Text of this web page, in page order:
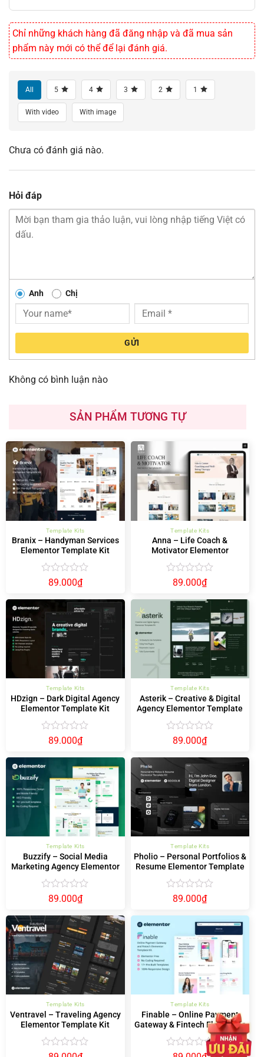
Chỉ những khách hàng đã đăng nhập và đã mua sản
phẩm này mới có thể để lại đánh giá.
All 5 4 3 2 1
With video With image
Chưa có đánh giá nào.
Hỏi đáp
Anh Chị
GỬI
Không có bình luận nào
SẢN PHẨM TƯƠNG TỰ
Template Kits
Branix – Handyman Services
Elementor Template Kit
Được
hạng
sao
89.000₫
Template Kits
Anna – Life Coach &
Motivator Elementor
Template Kit
Được
hạng
sao
89.000₫
Template Kits
HDzign – Dark Digital Agency
Elementor Template Kit
Được
hạng
0
89.000₫
Template Kits
Asterik – Creative & Digital
Agency Elementor Template
Được
hạng
5
sao
89.000₫
Template Kits
Buzzify – Social Media
Marketing Agency Elementor
Được
hạng
0
5
sao
89.000₫
Template Kits
Pholio – Personal Portfolios &
Resume Elementor Template
Được
hạng
0
sao
89.000₫
Template Kits
Ventravel – Traveling Agency
Elementor Template Kit
Được
Template Kits
Finable – Online Payment
Gateway & Fintech Elementor
Template Kit
Được